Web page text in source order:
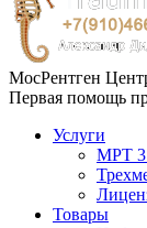
МосРентген
Первая помощь
Услуги
МРТ 3
Товары